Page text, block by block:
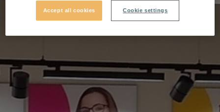
Accept all cookies Cookie settings